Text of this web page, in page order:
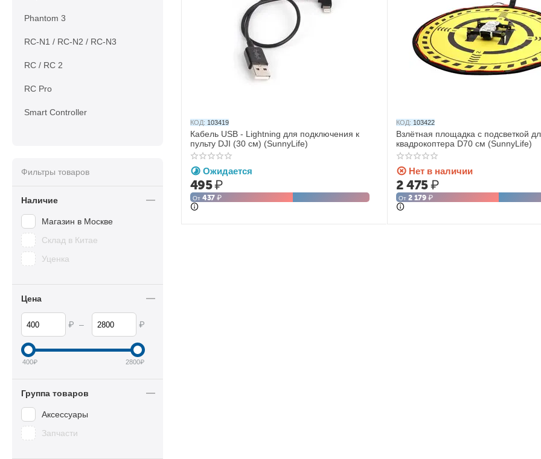
КОД: 103419
Кабель USB - Lightning для подключения к
пульту DJI (30 см) (SunnyLife)
Ожидается
495₽
От 437 ₽
КОД: 103422
Взлётная площадка с подсветкой
квадрокоптера D70 см (SunnyLife)
Нет в наличии
2 475₽
От2 179 ₽
Phantom 3
RC-N1 / RC-N2 / RC-N3
RC / RC 2
RC Pro
Smart Controller
Фильтры товаров
Наличие
Магазин в Москве
Склад в Китае
Уценка
Цена
₽ – ₽
400₽ 2800₽
Группа товаров
Аксессуары
Запчасти